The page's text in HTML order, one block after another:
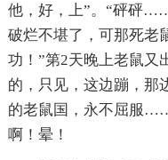
他，好，上”。“砰砰
破烂不堪了，可那死老
功！”第2天晚上老鼠又
的，只见，这边蹦，那
的老鼠国，永不屈服
啊！晕！